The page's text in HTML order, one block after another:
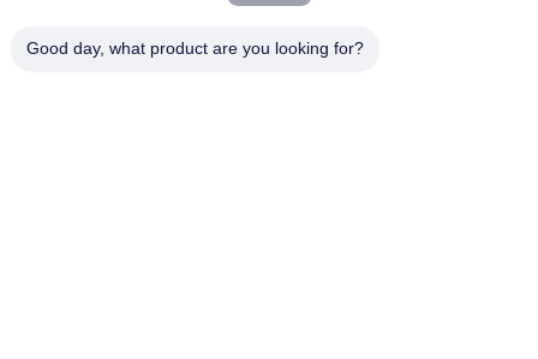
Good day, what product are you looking for?